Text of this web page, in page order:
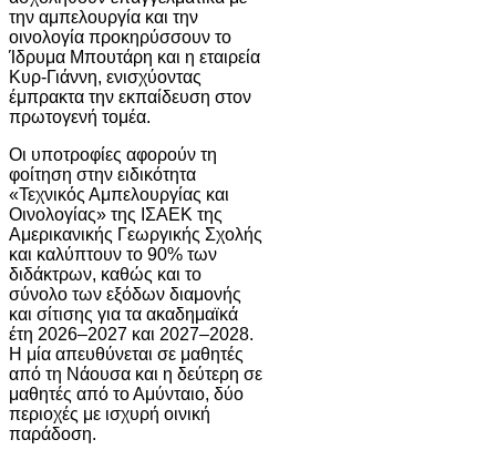
την αμπελουργία και την
οινολογία προκηρύσσουν το
Ίδρυμα Μπουτάρη και η εταιρεία
Κυρ-Γιάννη, ενισχύοντας
έμπρακτα την εκπαίδευση στον
πρωτογενή τομέα.
Οι υποτροφίες αφορούν τη
φοίτηση στην ειδικότητα
«Τεχνικός Αμπελουργίας και
Οινολογίας» της ΙΣΑΕΚ της
Αμερικανικής Γεωργικής Σχολής
και καλύπτουν το 90% των
διδάκτρων, καθώς και το
σύνολο των εξόδων διαμονής
και σίτισης για τα ακαδημαϊκά
έτη 2026–2027 και 2027–2028.
Η μία απευθύνεται σε μαθητές
από τη Νάουσα και η δεύτερη σε
μαθητές από το Αμύνταιο, δύο
περιοχές με ισχυρή οινική
παράδοση.